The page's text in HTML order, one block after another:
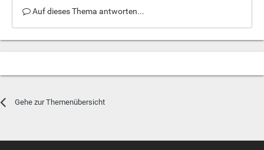
Auf dieses Thema antworten...
Gehe zur Themenübersicht